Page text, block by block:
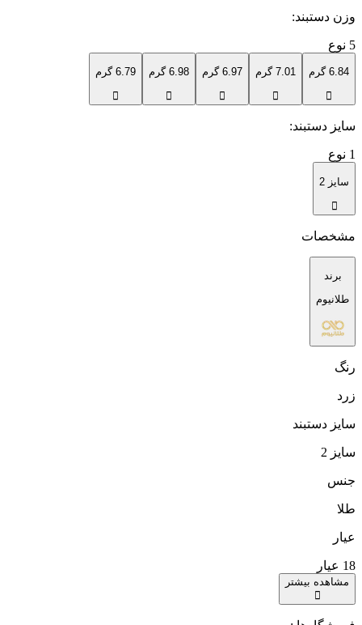
وزن دستبند:
5 نوع
6.84 گرم 7.01 گرم 6.97 گرم 6.98 گرم 6.79 گرم
سایز دستبند:
1 نوع
سایز 2
مشخصات
برند
طلانیوم
رنگ
زرد
سایز دستبند
سایز 2
جنس
طلا
عیار
18 عیار
مشاهده بیشتر